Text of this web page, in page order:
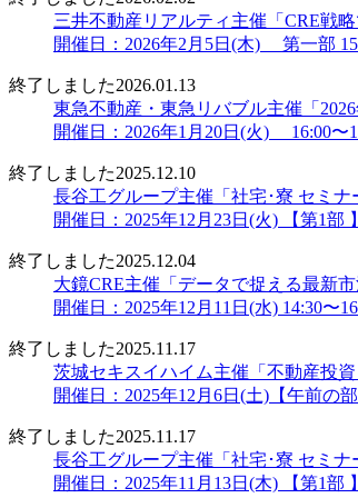
三井不動産リアルティ主催「CRE戦
開催日：2026年2月5日(木) 第一部
終了しました2026.01.13
東急不動産・東急リバブル主催「
開催日：2026年1月20日(火) 16:00〜
終了しました2025.12.10
長谷工グループ主催「社宅･寮 セミナ
開催日：2025年12月23日(火) 【第1部
終了しました2025.12.04
大鏡CRE主催「データで捉える最新
開催日：2025年12月11日(水) 14:30〜
終了しました2025.11.17
茨城セキスイハイム主催「不動産投
開催日：2025年12月6日(土)【午前の
終了しました2025.11.17
長谷工グループ主催「社宅･寮 セミナ
開催日：2025年11月13日(木) 【第1部